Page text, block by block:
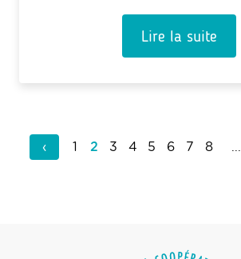
Lire la suite
‹ 1 2 3 4 5 6 7 8 ...